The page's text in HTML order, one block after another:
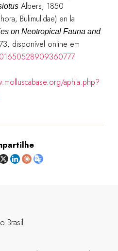
Albers, 1850
Bulimulidae) en la
on Neotropical Fauna and
disponível online em
aphia.php?
Brasil